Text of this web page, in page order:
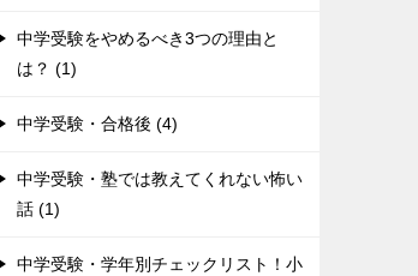
中学受験をやめるべき3つの理由と
は？ (1)
中学受験・合格後 (4)
中学受験・塾では教えてくれない怖い
話 (1)
中学受験・学年別チェックリスト！小